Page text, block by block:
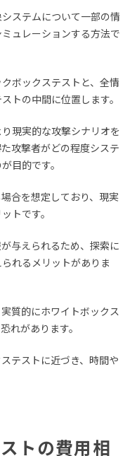
ステムについて一部の情
ュレーションする方法で
ボックステストと、全情
トの中間に位置します。
現実的な攻撃シナリオを
攻撃者がどの程度システ
目的です。
合を想定しており、現実
トです。
与えられるため、探索に
れるメリットがありま
質的にホワイトボックス
れがあります。
テストに近づき、時間や
トの費用相